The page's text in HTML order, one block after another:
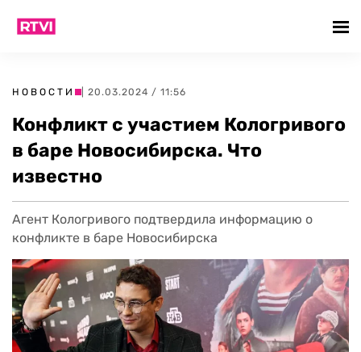
НОВОСТИ | 20.03.2024 / 11:56
Конфликт с участием Кологривого
в баре Новосибирска. Что
известно
Агент Кологривого подтвердила информацию о
конфликте в баре Новосибирска